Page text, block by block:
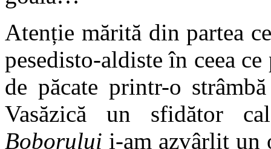
Atenție mărită din partea
pesedisto-aldiste în ceea
de păcate printr-o
Vasăzică un sfidător
Boborului i-am azvârlit un